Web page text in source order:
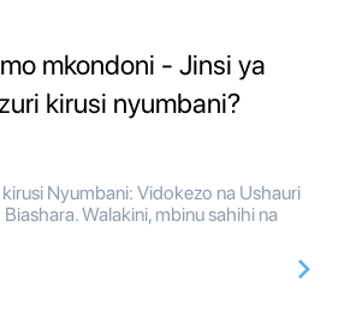
mkondoni - Jinsi ya
kirusi nyumbani?
Nyumbani: Vidokezo na Ushauri
Walakini, mbinu sahihi na